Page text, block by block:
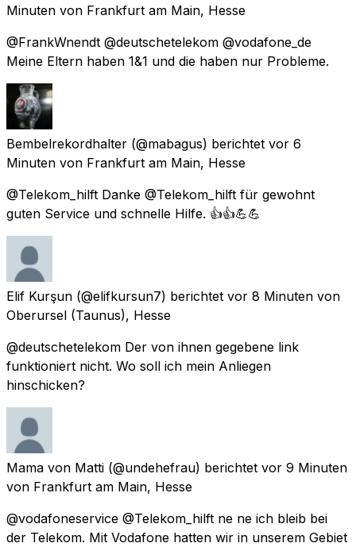
Minuten von Frankfurt am Main, Hesse
@FrankWnendt @deutschetelekom @vodafone_de
Meine Eltern haben 1&1 und die haben nur Probleme.
Bembelrekordhalter (@mabagus) berichtet vor 6
Minuten von Frankfurt am Main, Hesse
@Telekom_hilft Danke @Telekom_hilft für gewohnt
guten Service und schnelle Hilfe. 👍👍💪💪
Elif Kurşun (@elifkursun7) berichtet vor 8 Minuten von
Oberursel (Taunus), Hesse
@deutschetelekom Der von ihnen gegebene link
funktioniert nicht. Wo soll ich mein Anliegen
hinschicken?
Mama von Matti (@undehefrau) berichtet vor 9 Minuten
von Frankfurt am Main, Hesse
@vodafoneservice @Telekom_hilft ne ne ich bleib bei
der Telekom. Mit Vodafone hatten wir in unserem Gebiet